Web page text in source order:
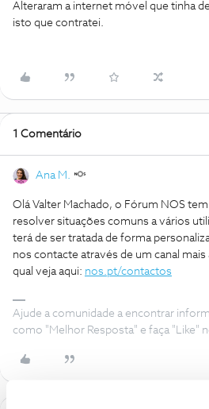
Alteraram a internet móvel que tinha
isto que contratei.
1 Comentário
Ana M.
Olá Valter Machado, o Fórum NOS
resolver situações comuns a vários
terá de ser tratada de forma
nos contacte através de um canal
qual veja aqui: nos.pt/contactos
Ajude a comunidade a encontrar
como "Melhor Resposta" e faça "Like"